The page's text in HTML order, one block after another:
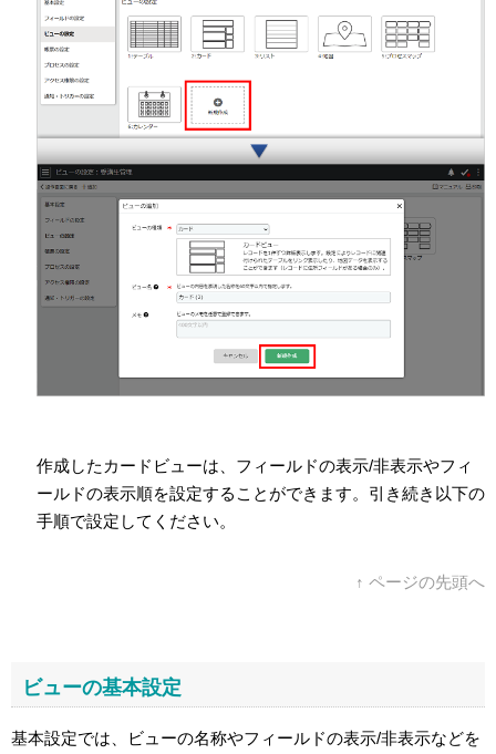
作成したカードビューは、フィールドの表示/非表示やフィ
ールドの表示順を設定することができます。引き続き以下の
手順で設定してください。
↑ ページの先頭へ
ビューの基本設定
基本設定では、ビューの名称やフィールドの表示/非表示などを